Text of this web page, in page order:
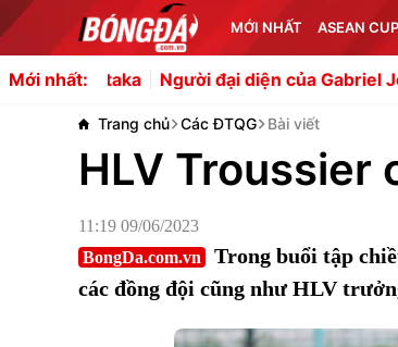
MỚI NHẤT ASEAN
Mới nhất:
đại diện của Gabriel Jesus giải thích về việc
Trang chủ Các ĐTQG Bài viết
HLV Troussier
11:19 09/06/2023
BongDa.com.vn
Trong buổi tập
các đồng đội cũng như HLV